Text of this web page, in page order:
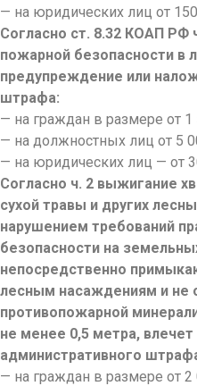
— на юридических лиц от
Согласно ст. 8.32 КОАП РФ
пожарной безопасности в
предупреждение или
штрафа:
— на граждан в размере от 1
— на должностных лиц от 5
— на юридических лиц — от
Согласно ч. 2 выжигание
сухой травы и других
нарушением требований
безопасности на
непосредственно
лесным насаждениям и не
противопожарной
не менее 0,5 метра,
административного
— на граждан в размере от 2